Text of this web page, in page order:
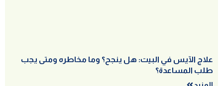
علاج الآيس في البيت: هل ينجح؟ وما مخاطره ومتى يجب
طلب المساعدة؟